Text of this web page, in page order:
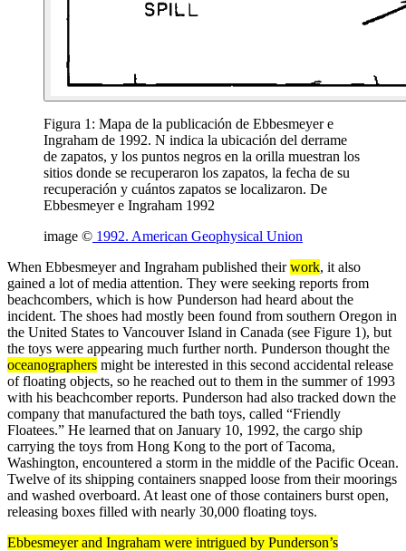
Figura 1: Mapa de la publicación de Ebbesmeyer e
Ingraham de 1992. N indica la ubicación del derrame
de zapatos, y los puntos negros en la orilla muestran los
sitios donde se recuperaron los zapatos, la fecha de su
recuperación y cuántos zapatos se localizaron. De
Ebbesmeyer e Ingraham 1992
image © 1992. American Geophysical Union
When Ebbesmeyer and Ingraham published theirwork, it also
gained a lot of media attention. They were seeking reports from
beachcombers, which is how Punderson had heard about the
incident. The shoes had mostly been found from southern Oregon in
the United States to Vancouver Island in Canada (see Figure 1), but
the toys were appearing much further north. Punderson thought the
oceanographers might be interested in this second accidental release
of floating objects, so he reached out to them in the summer of 1993
with his beachcomber reports. Punderson had also tracked down the
company that manufactured the bath toys, called “Friendly
Floatees.” He learned that on January 10, 1992, the cargo ship
carrying the toys from Hong Kong to the port of Tacoma,
Washington, encountered a storm in the middle of the Pacific Ocean.
Twelve of its shipping containers snapped loose from their moorings
and washed overboard. At least one of those containers burst open,
releasing boxes filled with nearly 30,000 floating toys.
Ebbesmeyer and Ingraham were intrigued by Punderson’s